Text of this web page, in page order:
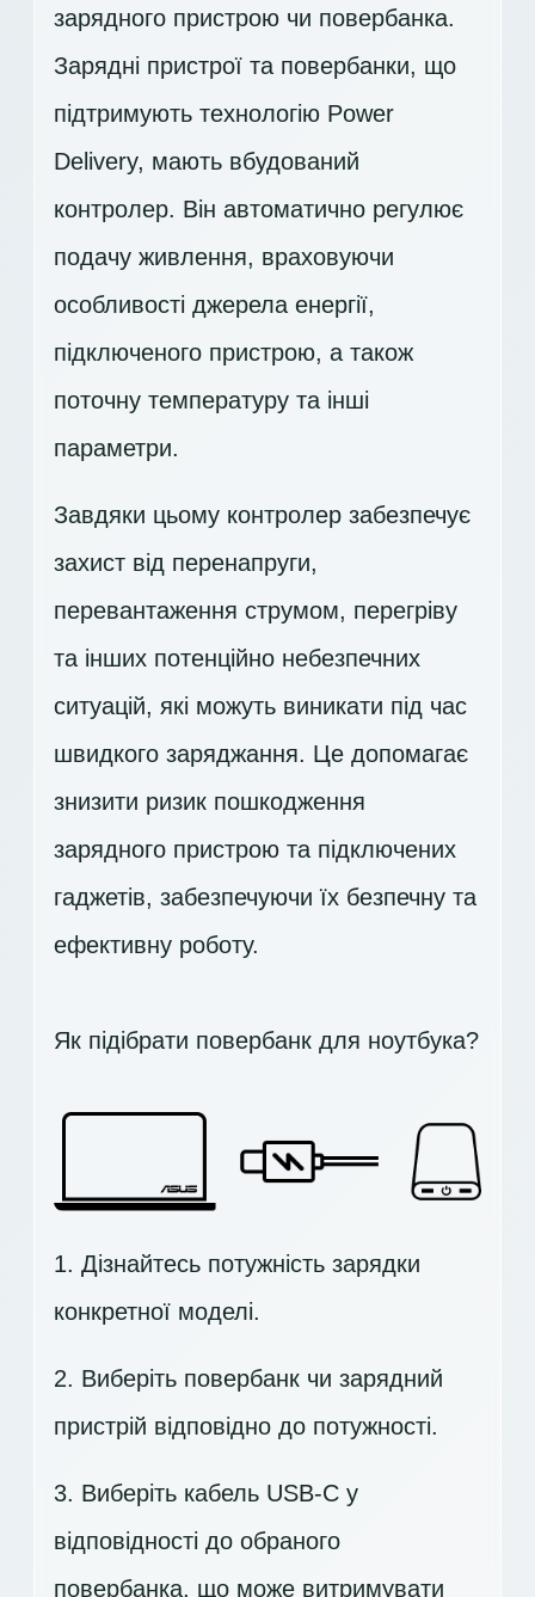
зарядного пристрою чи повербанка.
Зарядні пристрої та повербанки, що
підтримують технологію Power
Delivery, мають вбудований
контролер. Він автоматично регулює
подачу живлення, враховуючи
особливості джерела енергії,
підключеного пристрою, а також
поточну температуру та інші
параметри.
Завдяки цьому контролер забезпечує
захист від перенапруги,
перевантаження струмом, перегріву
та інших потенційно небезпечних
ситуацій, які можуть виникати під час
швидкого заряджання. Це допомагає
знизити ризик пошкодження
зарядного пристрою та підключених
гаджетів, забезпечуючи їх безпечну та
ефективну роботу.
Як підібрати повербанк для ноутбука?
1. Дізнайтесь потужність зарядки
конкретної моделі.
2. Виберіть повербанк чи зарядний
пристрій відповідно до потужності.
3. Виберіть кабель USB-C у
відповідності до обраного
повербанка, що може витримувати